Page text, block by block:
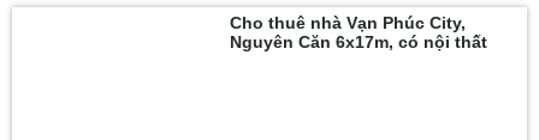
Cho thuê nhà Vạn Phúc City,
Nguyên Căn 6x17m, có nội thất